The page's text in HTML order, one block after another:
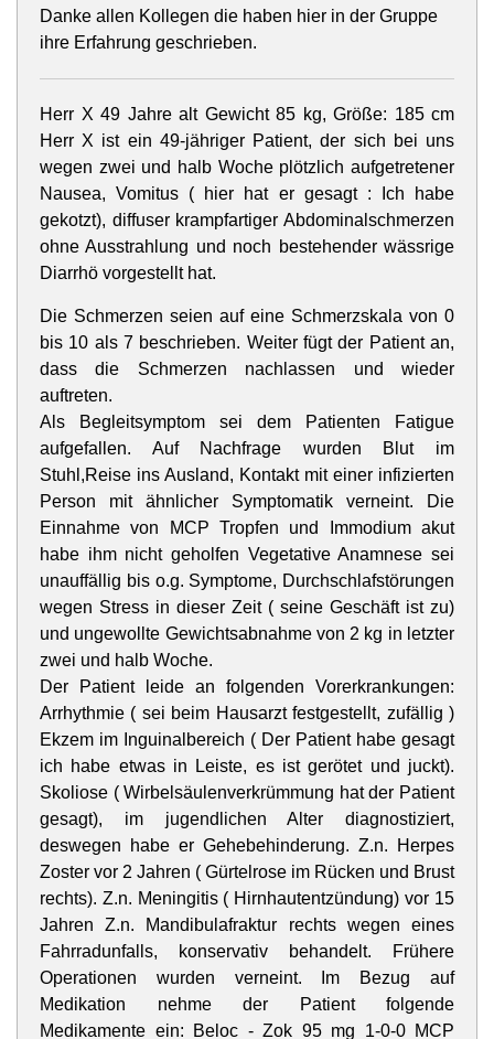
Danke allen Kollegen die haben hier in der Gruppe
ihre Erfahrung geschrieben.
Herr X 49 Jahre alt Gewicht 85 kg, Größe: 185 cm
Herr X ist ein 49-jähriger Patient, der sich bei uns
wegen zwei und halb Woche plötzlich aufgetretener
Nausea, Vomitus ( hier hat er gesagt : Ich habe
gekotzt), diffuser krampfartiger Abdominalschmerzen
ohne Ausstrahlung und noch bestehender wässrige
Diarrhö vorgestellt hat.
Die Schmerzen seien auf eine Schmerzskala von 0
bis 10 als 7 beschrieben. Weiter fügt der Patient an,
dass die Schmerzen nachlassen und wieder
auftreten.
Als Begleitsymptom sei dem Patienten Fatigue
aufgefallen. Auf Nachfrage wurden Blut im
Stuhl,Reise ins Ausland, Kontakt mit einer infizierten
Person mit ähnlicher Symptomatik verneint. Die
Einnahme von MCP Tropfen und Immodium akut
habe ihm nicht geholfen Vegetative Anamnese sei
unauffällig bis o.g. Symptome, Durchschlafstörungen
wegen Stress in dieser Zeit ( seine Geschäft ist zu)
und ungewollte Gewichtsabnahme von 2 kg in letzter
zwei und halb Woche.
Der Patient leide an folgenden Vorerkrankungen:
Arrhythmie ( sei beim Hausarzt festgestellt, zufällig )
Ekzem im Inguinalbereich ( Der Patient habe gesagt
ich habe etwas in Leiste, es ist gerötet und juckt).
Skoliose ( Wirbelsäulenverkrümmung hat der Patient
gesagt), im jugendlichen Alter diagnostiziert,
deswegen habe er Gehebehinderung. Z.n. Herpes
Zoster vor 2 Jahren ( Gürtelrose im Rücken und Brust
rechts). Z.n. Meningitis ( Hirnhautentzündung) vor 15
Jahren Z.n. Mandibulafraktur rechts wegen eines
Fahrradunfalls, konservativ behandelt. Frühere
Operationen wurden verneint. Im Bezug auf
Medikation nehme der Patient folgende
Medikamente ein: Beloc - Zok 95 mg 1-0-0 MCP